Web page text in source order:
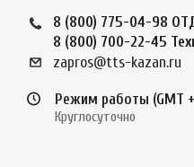
8 (800) 775-04-98
8 (800) 700-22-45
zapros@tts-kazan.ru
Режим работы (GMT
Круглосуточно